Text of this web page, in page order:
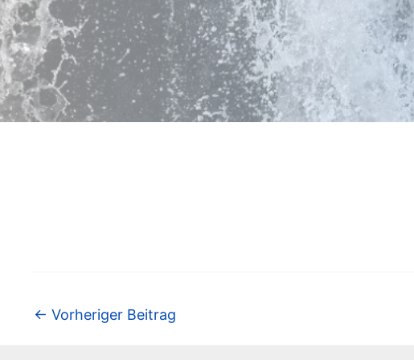
← Vorheriger Beitrag